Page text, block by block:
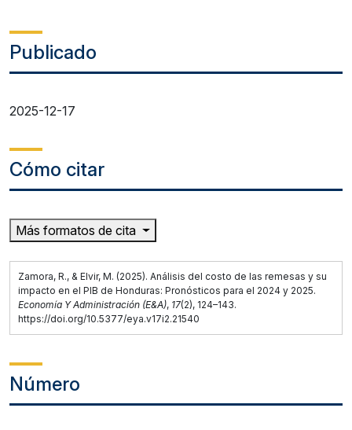
Publicado
2025-12-17
Cómo citar
Más formatos de cita
Zamora, R., & Elvir, M. (2025). Análisis del costo de las remesas y su
impacto en el PIB de Honduras: Pronósticos para el 2024 y 2025.
Economía Y Administración (E&A), 17(2), 124–143.
https://doi.org/10.5377/eya.v17i2.21540
Número